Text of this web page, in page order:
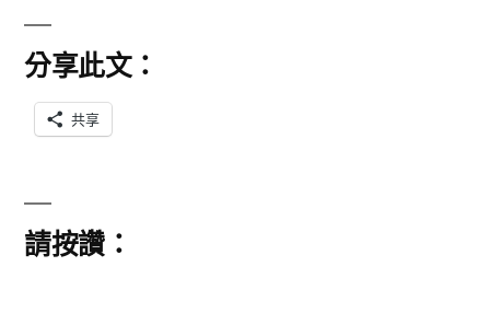
分享此文：
共享
請按讚：